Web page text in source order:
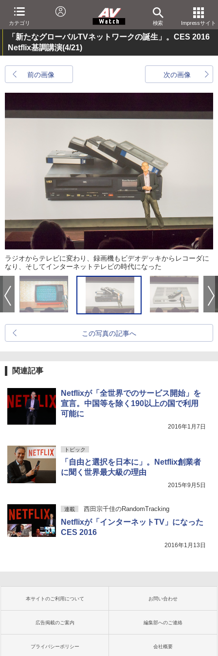
カテゴリ 検索 Impressサイト
「新たなグローバルTVネットワークの誕生」。CES 2016
Netflix基調講演(4/21)
前の画像 次の画像
ラジオからテレビに変わり、録画機もビデオデッキからレコーダに
なり、そしてインターネットテレビの時代になった
この写真の記事へ
関連記事
Netflixが「全世界でのサービス開始」を
宣言。中国等を除く190以上の国で利用
可能に
2016年1月7日
トピック
「自由と選択を日本に」。Netflix創業者
に聞く世界最大級の理由
2015年9月5日
連載 西田宗千佳のRandomTracking
Netflixが「インターネットTV」になった
CES 2016
2016年1月13日
本サイトのご利用について お問い合わせ
広告掲載のご案内 編集部へのご連絡
プライバシーポリシー 会社概要